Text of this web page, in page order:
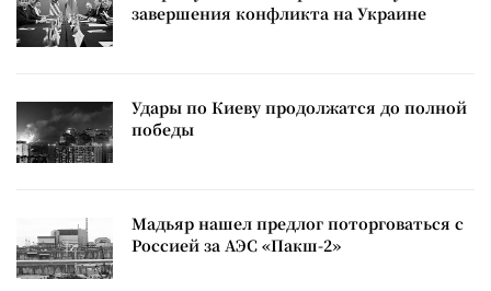
завершения конфликта на Украине
Удары по Киеву продолжатся до полной
победы
Мадьяр нашел предлог поторговаться с
Россией за АЭС «Пакш-2»